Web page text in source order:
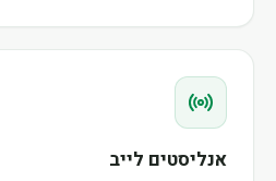
אנליסטים לייב